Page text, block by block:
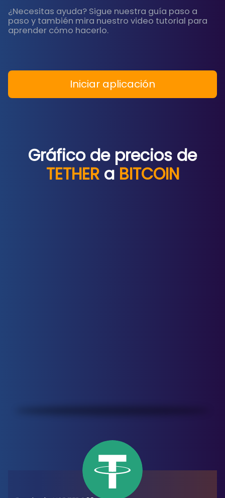
¿Necesitas ayuda? Sigue nuestra guía paso a
paso y también mira nuestro video tutorial para
aprender cómo hacerlo.
Iniciar aplicación
Gráfico de precios de
TETHERa BITCOIN